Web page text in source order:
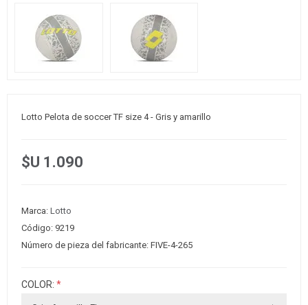
Lotto Pelota de soccer TF size 4 - Gris y amarillo
$U 1.090
Marca: Lotto
Código: 9219
Número de pieza del fabricante: FIVE-4-265
COLOR: *